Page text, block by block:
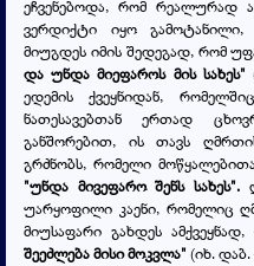
ეჩვენებოდა, რომ რეალურად
ვერდიქტი იყო
მიუგდეს იმის შედეგად, რომ
და უნდა მიეფაროს მის სახეს"
ედემის ქვეყნიდან,
ნათესავებთან ერთად
განშორებით, ის თავს
გრძნობს, რომელი
"უნდა მივეფარო შენს სახეს".
უარყოფილი კაენი, რომელიც
მიუსაფარი გახდეს
შეეძლება მისი მოკვლა" (იხ. დაბ.